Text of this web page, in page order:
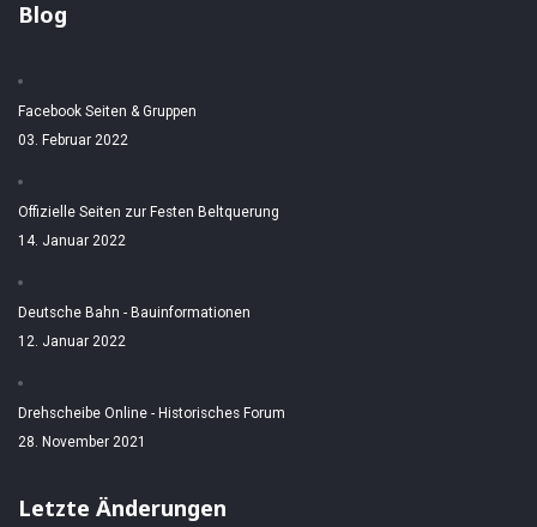
Blog
Facebook Seiten & Gruppen
03. Februar 2022
Offizielle Seiten zur Festen Beltquerung
14. Januar 2022
Deutsche Bahn - Bauinformationen
12. Januar 2022
Drehscheibe Online - Historisches Forum
28. November 2021
Letzte Änderungen